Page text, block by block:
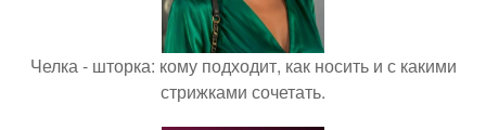
Челка - шторка: кому подходит, как носить и с какими
стрижками сочетать.